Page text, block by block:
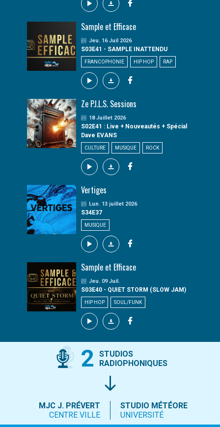
Sample et Efficace
Jeu. 16 Juil 2026
S03E41 - SAMPLE INATTENDU
FRANCOPHONIE HIP HOP RAP
Ze P.I.L.S. Sessions
18 Juillet 2026
S02E41 : Live + Nouveautés + Spécial
Dave EVANS
CULTURE MUSIQUE ROCK
Vertiges
Lun. 13 juillet 2026
S34E37
MUSIQUE
Sample et Efficace
Jeu. 09 Juil.
S03E40 - QUIET STORM (SLOW JAM)
HIP HOP SOUL/FUNK
2
STUDIOS
RADIOPHONIQUES
MJC J. PRÉVERT
CENTRE VILLE
STUDIO MÉTÉORE
UNIVERSITÉ